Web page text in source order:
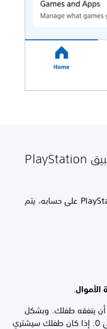
كيفية إدارة حدود الإنفاق على تطبيق PlayStation
عندما يشتري طفلك محتوى من PlayStation®Store على حسابه، يتم
.
أن ينفقه طفلك. وبشكل
افتراضي، يتم تعيين حد الإنفاق الشهري إلى 0. إذا كان طفلك سيشتري